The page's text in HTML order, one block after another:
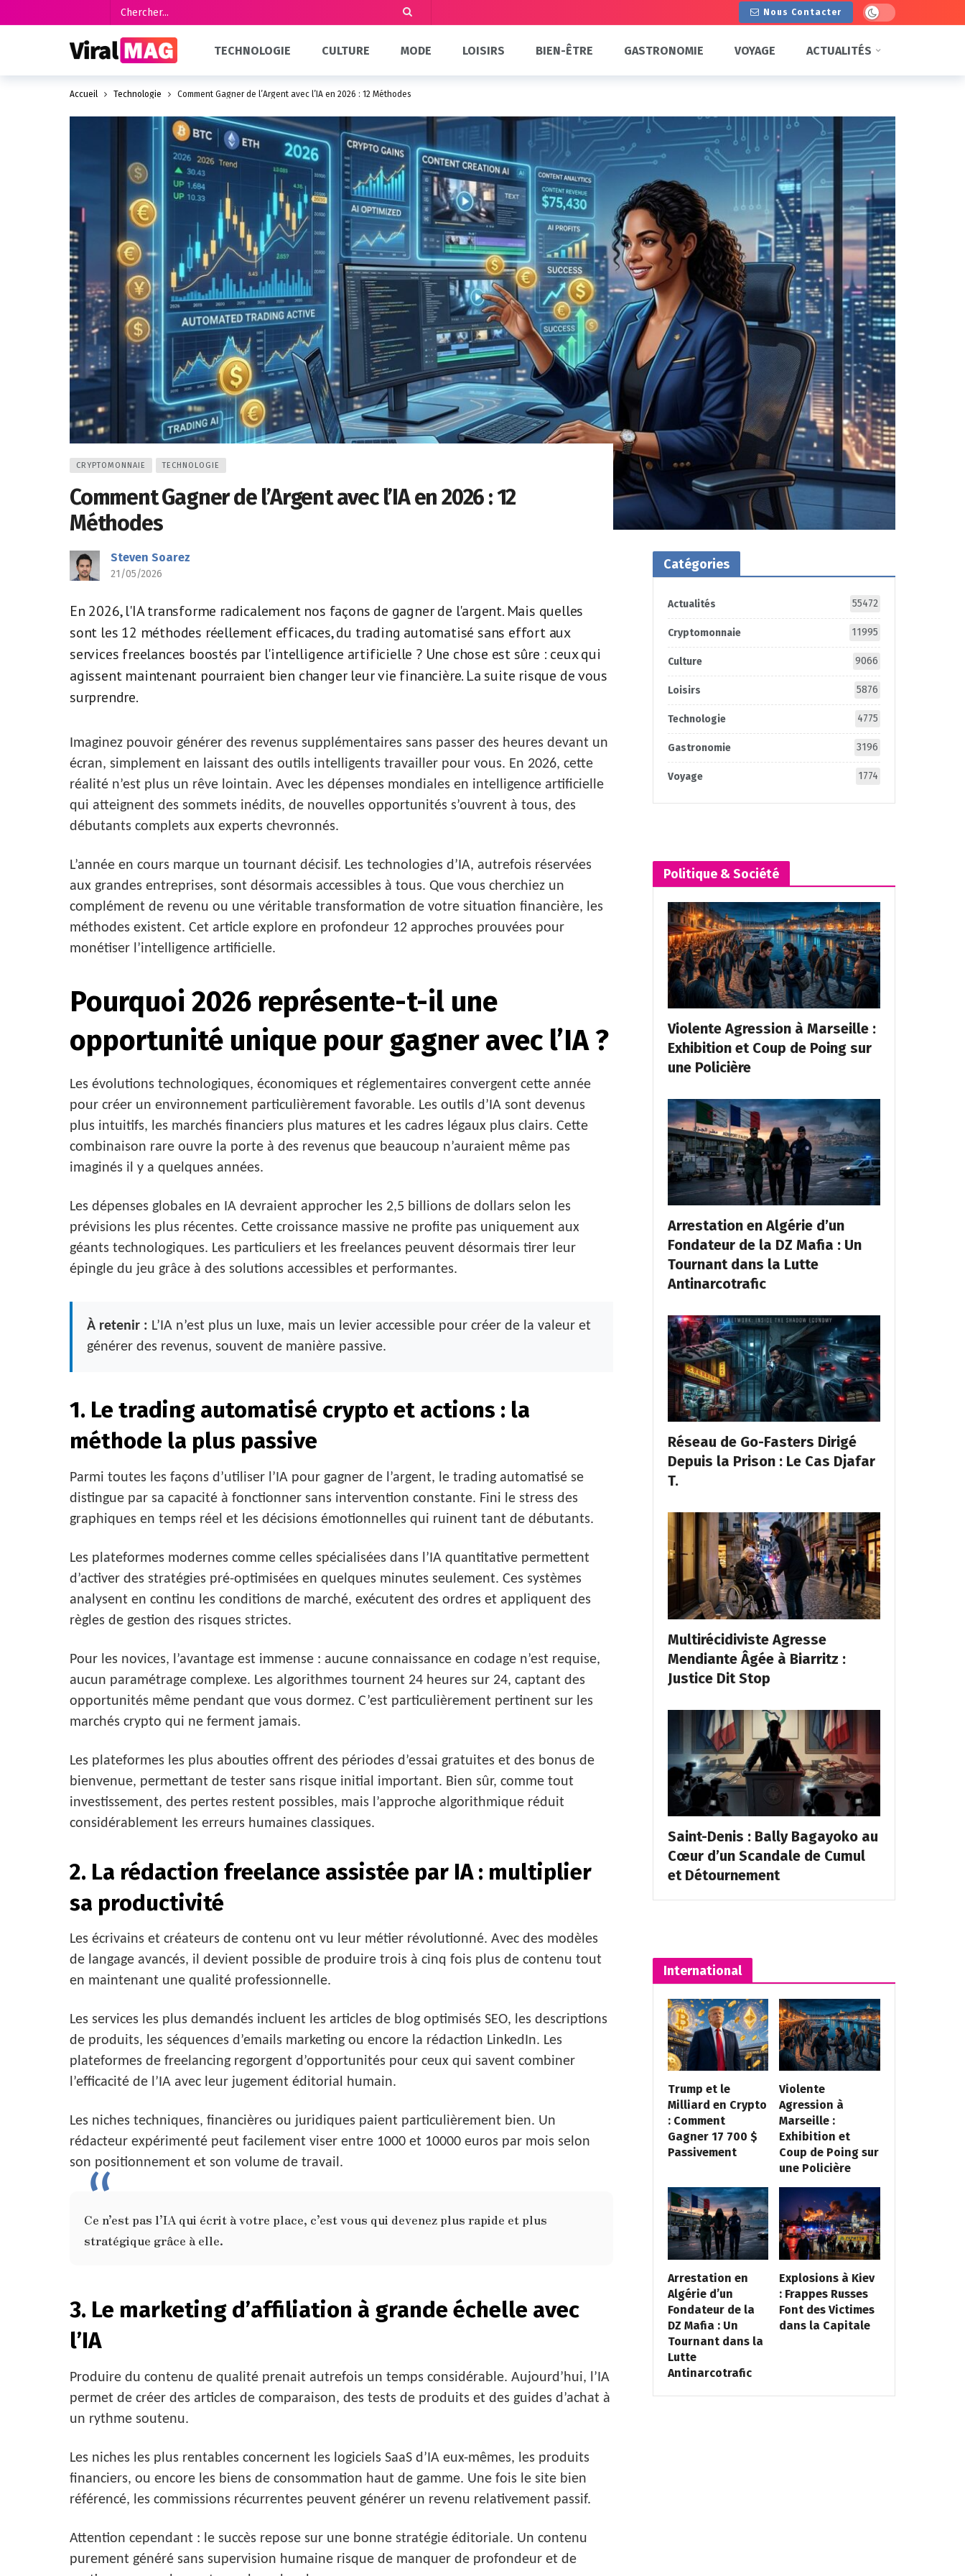
Nous Contacter Dark mode
TECHNOLOGIE CULTURE MODE LOISIRS BIEN-ÊTRE GASTRONOMIE VOYAGE ACTUALITÉS
Accueil Technologie Comment Gagner de l’Argent avec l’IA en 2026 : 12 Méthodes
CRYPTOMONNAIE TECHNOLOGIE
Comment Gagner de l’Argent avec l’IA en 2026 : 12
Méthodes
Steven Soarez
21/05/2026
En 2026, l'IA transforme radicalement nos façons de gagner de l'argent. Mais quelles
sont les 12 méthodes réellement efficaces, du trading automatisé sans effort aux
services freelances boostés par l'intelligence artificielle ? Une chose est sûre : ceux qui
agissent maintenant pourraient bien changer leur vie financière. La suite risque de vous
surprendre.
Imaginez pouvoir générer des revenus supplémentaires sans passer des heures devant un
écran, simplement en laissant des outils intelligents travailler pour vous. En 2026, cette
réalité n’est plus un rêve lointain. Avec les dépenses mondiales en intelligence artificielle
qui atteignent des sommets inédits, de nouvelles opportunités s’ouvrent à tous, des
débutants complets aux experts chevronnés.
L’année en cours marque un tournant décisif. Les technologies d’IA, autrefois réservées
aux grandes entreprises, sont désormais accessibles à tous. Que vous cherchiez un
complément de revenu ou une véritable transformation de votre situation financière, les
méthodes existent. Cet article explore en profondeur 12 approches prouvées pour
monétiser l’intelligence artificielle.
Pourquoi 2026 représente-t-il une
opportunité unique pour gagner avec l’IA ?
Les évolutions technologiques, économiques et réglementaires convergent cette année
pour créer un environnement particulièrement favorable. Les outils d’IA sont devenus
plus intuitifs, les marchés financiers plus matures et les cadres légaux plus clairs. Cette
combinaison rare ouvre la porte à des revenus que beaucoup n’auraient même pas
imaginés il y a quelques années.
Les dépenses globales en IA devraient approcher les 2,5 billions de dollars selon les
prévisions les plus récentes. Cette croissance massive ne profite pas uniquement aux
géants technologiques. Les particuliers et les freelances peuvent désormais tirer leur
épingle du jeu grâce à des solutions accessibles et performantes.
À retenir : L’IA n’est plus un luxe, mais un levier accessible pour créer de la valeur et
générer des revenus, souvent de manière passive.
1. Le trading automatisé crypto et actions : la
méthode la plus passive
Parmi toutes les façons d’utiliser l’IA pour gagner de l’argent, le trading automatisé se
distingue par sa capacité à fonctionner sans intervention constante. Fini le stress des
graphiques en temps réel et les décisions émotionnelles qui ruinent tant de débutants.
Les plateformes modernes comme celles spécialisées dans l’IA quantitative permettent
d’activer des stratégies pré-optimisées en quelques minutes seulement. Ces systèmes
analysent en continu les conditions de marché, exécutent des ordres et appliquent des
règles de gestion des risques strictes.
Pour les novices, l’avantage est immense : aucune connaissance en codage n’est requise,
aucun paramétrage complexe. Les algorithmes tournent 24 heures sur 24, captant des
opportunités même pendant que vous dormez. C’est particulièrement pertinent sur les
marchés crypto qui ne ferment jamais.
Les plateformes les plus abouties offrent des périodes d’essai gratuites et des bonus de
bienvenue, permettant de tester sans risque initial important. Bien sûr, comme tout
investissement, des pertes restent possibles, mais l’approche algorithmique réduit
considérablement les erreurs humaines classiques.
2. La rédaction freelance assistée par IA : multiplier
sa productivité
Les écrivains et créateurs de contenu ont vu leur métier révolutionné. Avec des modèles
de langage avancés, il devient possible de produire trois à cinq fois plus de contenu tout
en maintenant une qualité professionnelle.
Les services les plus demandés incluent les articles de blog optimisés SEO, les descriptions
de produits, les séquences d’emails marketing ou encore la rédaction LinkedIn. Les
plateformes de freelancing regorgent d’opportunités pour ceux qui savent combiner
l’efficacité de l’IA avec leur jugement éditorial humain.
Les niches techniques, financières ou juridiques paient particulièrement bien. Un
rédacteur expérimenté peut facilement viser entre 1000 et 10000 euros par mois selon
son positionnement et son volume de travail.
Ce n’est pas l’IA qui écrit à votre place, c’est vous qui devenez plus rapide et plus
stratégique grâce à elle.
3. Le marketing d’affiliation à grande échelle avec
l’IA
Produire du contenu de qualité prenait autrefois un temps considérable. Aujourd’hui, l’IA
permet de créer des articles de comparaison, des tests de produits et des guides d’achat à
un rythme soutenu.
Les niches les plus rentables concernent les logiciels SaaS d’IA eux-mêmes, les produits
financiers, ou encore les biens de consommation haut de gamme. Une fois le site bien
référencé, les commissions récurrentes peuvent générer un revenu relativement passif.
Attention cependant : le succès repose sur une bonne stratégie éditoriale. Un contenu
purement généré sans supervision humaine risque de manquer de profondeur et de
Catégories
Actualités 55472
Cryptomonnaie 11995
Culture 9066
Loisirs 5876
Technologie 4775
Gastronomie 3196
Voyage 1774
Politique & Société
Violente Agression à Marseille :
Exhibition et Coup de Poing sur
une Policière
Arrestation en Algérie d’un
Fondateur de la DZ Mafia : Un
Tournant dans la Lutte
Antinarcotrafic
Réseau de Go-Fasters Dirigé
Depuis la Prison : Le Cas Djafar
T.
Multirécidiviste Agresse
Mendiante Âgée à Biarritz :
Justice Dit Stop
Saint-Denis : Bally Bagayoko au
Cœur d’un Scandale de Cumul
et Détournement
International
Trump et le
Milliard en Crypto
: Comment
Gagner 17 700 $
Passivement
Violente
Agression à
Marseille :
Exhibition et
Coup de Poing sur
une Policière
Arrestation en
Algérie d’un
Fondateur de la
DZ Mafia : Un
Tournant dans la
Lutte
Antinarcotrafic
Explosions à Kiev
: Frappes Russes
Font des Victimes
dans la Capitale